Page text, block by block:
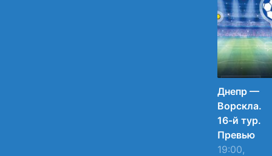
матч
тура.
30.11.2015
09:14
3
Днепр —
Ворскла.
16-й тур.
Превью
19:00,